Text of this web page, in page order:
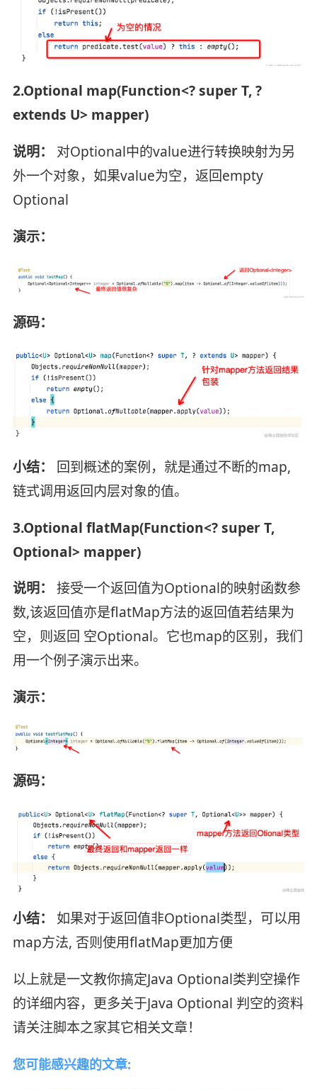
2.Optional map(Function<? super T, ?
extends U> mapper)
说明：
对Optional中的value进行转换映射为另
外一个对象，如果value为空，返回empty
Optional
演示：
源码：
小结：
回到概述的案例，就是通过不断的map,
链式调用返回内层对象的值。
3.Optional flatMap(Function<? super T,
Optional> mapper)
说明：
接受一个返回值为Optional的映射函数参
数,该返回值亦是flatMap方法的返回值若结果为
空，则返回 空Optional。它也map的区别，我们
用一个例子演示出来。
演示：
源码：
小结：
如果对于返回值非Optional类型，可以用
map方法, 否则使用flatMap更加方便
以上就是一文教你搞定Java Optional类判空操作
的详细内容，更多关于Java Optional 判空的资料
请关注脚本之家其它相关文章！
您可能感兴趣的文章: